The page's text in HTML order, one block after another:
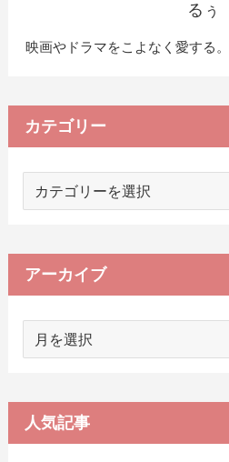
るぅ
映画やドラマをこよなく愛する。
カテゴリー
リ
ー
アーカイブ
イ
ブ
人気記事